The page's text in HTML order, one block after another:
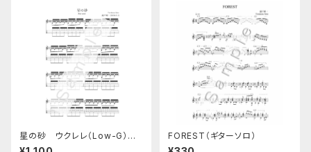
星の砂 ウクレレ（Low-G）ソ
ロ楽譜
FOREST（ギターソロ）